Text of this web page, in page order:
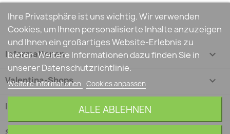
Informationen 
Valentina-Shops 
Ihr Konto
Ihre Privatsphäre ist uns wichtig. Wir verwenden
Cookies, um Ihnen personalisierte Inhalte anzuzeigen
und Ihnen ein großartiges Website-Erlebnis zu
bieten. Weitere Informationen dazu finden Sie in
unserer Datenschutzrichtlinie.
Weitere Informationen Cookies anpassen
ALLE ABLEHNEN